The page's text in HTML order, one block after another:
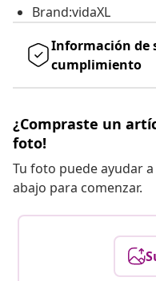
Brand:vidaXL
Información de
cumplimiento
¿Compraste un
foto!
Tu foto puede ayudar
abajo para comenzar.